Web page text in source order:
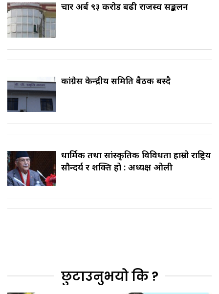
चार अर्ब ९३ करोड बढी राजस्व सङ्कलन
कांग्रेस केन्द्रीय समिति बैठक बस्दै
धार्मिक तथा सांस्कृतिक विविधता हाम्रो राष्ट्रिय
सौन्दर्य र शक्ति हो : अध्यक्ष ओली
छुटाउनुभयो कि ?